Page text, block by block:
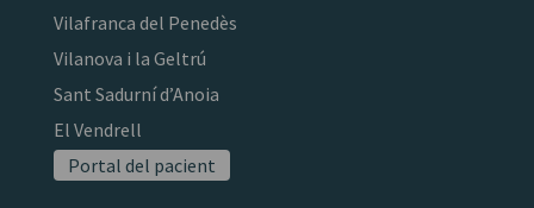
Vilafranca del Penedès
Vilanova i la Geltrú
Sant Sadurní d’Anoia
El Vendrell
Portal del pacient